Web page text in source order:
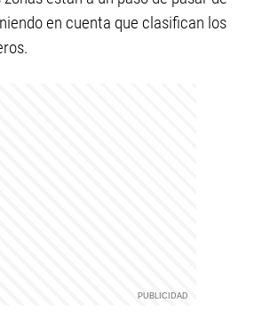
en cuenta que clasifican los